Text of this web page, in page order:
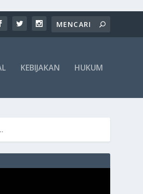
KEBIJAKAN HUKUM